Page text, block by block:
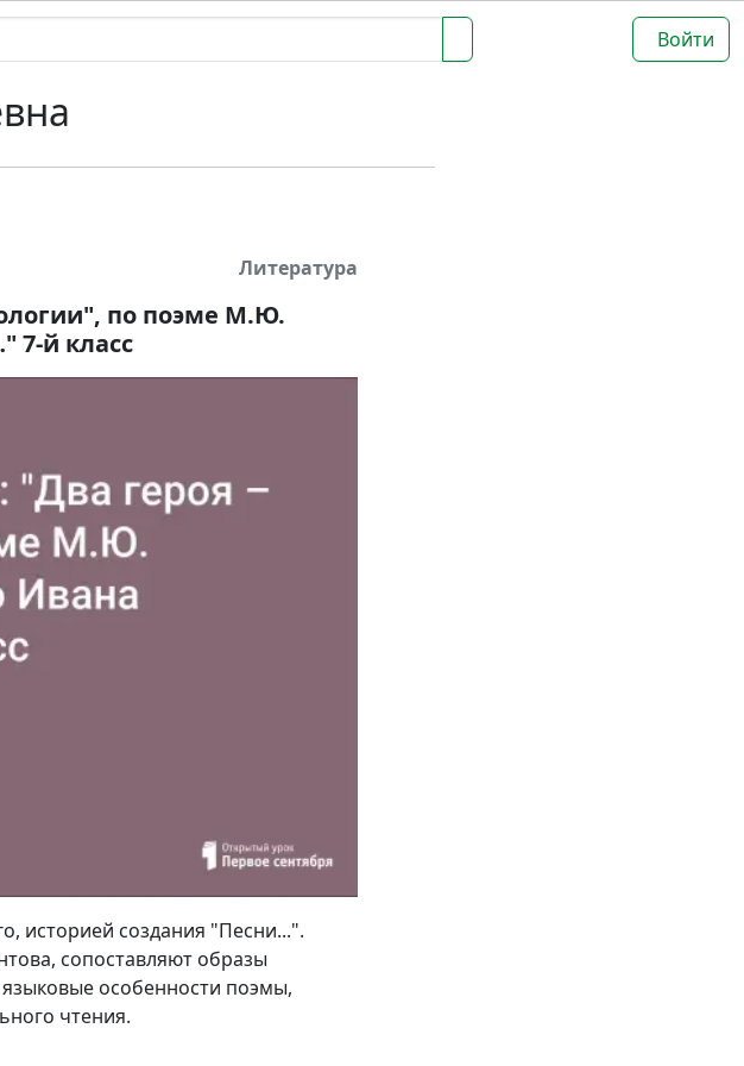
Войти
Литература
по поэме М.Ю.
7-й класс
историей создания "Песни...".
сопоставляют образы
особенности поэмы,
чтения.